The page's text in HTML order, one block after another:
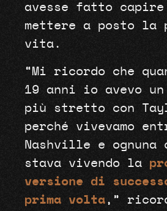
avesse fatto
mettere a posto la
vita.
“Mi ricordo che
19 anni io avevo
più stretto con
perché vivevamo
Nashville e
stava vivendo la
versione di
prima volta,”